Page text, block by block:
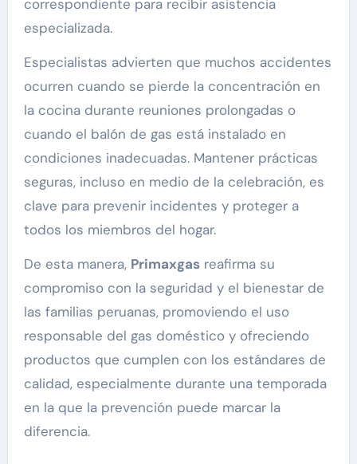
correspondiente para recibir asistencia
especializada.
Especialistas advierten que muchos accidentes
ocurren cuando se pierde la concentración en
la cocina durante reuniones prolongadas o
cuando el balón de gas está instalado en
condiciones inadecuadas. Mantener prácticas
seguras, incluso en medio de la celebración, es
clave para prevenir incidentes y proteger a
todos los miembros del hogar.
De esta manera, Primaxgasreafirma su
compromiso con la seguridad y el bienestar de
las familias peruanas, promoviendo el uso
responsable del gas doméstico y ofreciendo
productos que cumplen con los estándares de
calidad, especialmente durante una temporada
en la que la prevención puede marcar la
diferencia.